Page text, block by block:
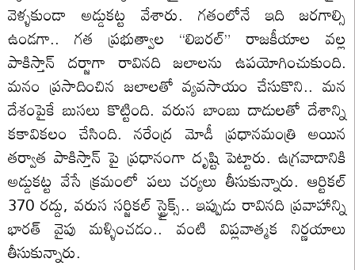
వెళ్ళకుండా అడ్డుకట్ట వేశారు. గతంలోనే ఇది జరగాల్సి
ఉండగా.. గత ప్రభుత్వాల “లిబరల్” రాజకీయాల వల్ల
పాకిస్తాన్ దర్జాగా రావినది జలాలను ఉపయోగించుకుంది.
మనం ప్రసాదించిన జలాలతో వ్యవసాయం చేసుకొని.. మన
దేశంపైకే బుసలు కొట్టింది. వరుస బాంబు దాడులతో దేశాన్ని
కకావికలం చేసింది. నరేంద్ర మోడీ ప్రధానమంత్రి అయిన
తర్వాత పాకిస్తాన్ పై ప్రధానంగా దృష్టి పెట్టారు. ఉగ్రవాదానికి
అడ్డుకట్ట వేసే క్రమంలో పలు చర్యలు తీసుకున్నారు. ఆర్టికల్
370 రద్దు, వరుస సర్జికల్ స్ట్రైక్స్.. ఇప్పుడు రావినది ప్రవాహాన్ని
భారత్ వైపు మళ్ళించడం.. వంటి విప్లవాత్మక నిర్ణయాలు
తీసుకున్నారు.